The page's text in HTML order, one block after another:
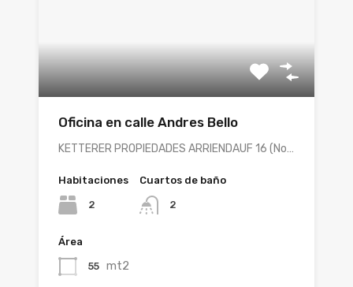
Oficina en calle Andres Bello
KETTERER PROPIEDADES ARRIENDAUF 16 (No…
Habitaciones
2
Cuartos de baño
2
Área
55 mt2